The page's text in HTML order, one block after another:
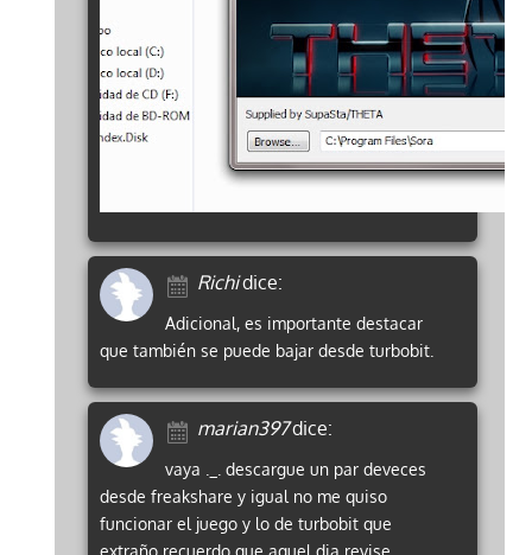
Richidice:
Adicional, es importante destacar
que también se puede bajar desde turbobit.
marian397dice:
vaya ._. descargue un par deveces
desde freakshare y igual no me quiso
funcionar el juego y lo de turbobit que
extraño recuerdo que aquel dia revise